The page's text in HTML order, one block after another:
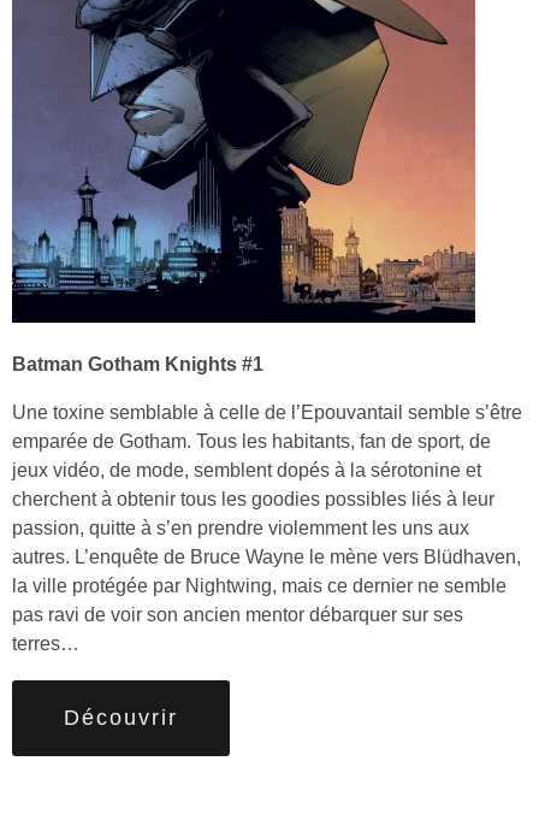
Batman Gotham Knights #1
Une toxine semblable à celle de l’Epouvantail semble s’être
emparée de Gotham. Tous les habitants, fan de sport, de
jeux vidéo, de mode, semblent dopés à la sérotonine et
cherchent à obtenir tous les goodies possibles liés à leur
passion, quitte à s’en prendre violemment les uns aux
autres. L’enquête de Bruce Wayne le mène vers Blüdhaven,
la ville protégée par Nightwing, mais ce dernier ne semble
pas ravi de voir son ancien mentor débarquer sur ses
terres…
Découvrir